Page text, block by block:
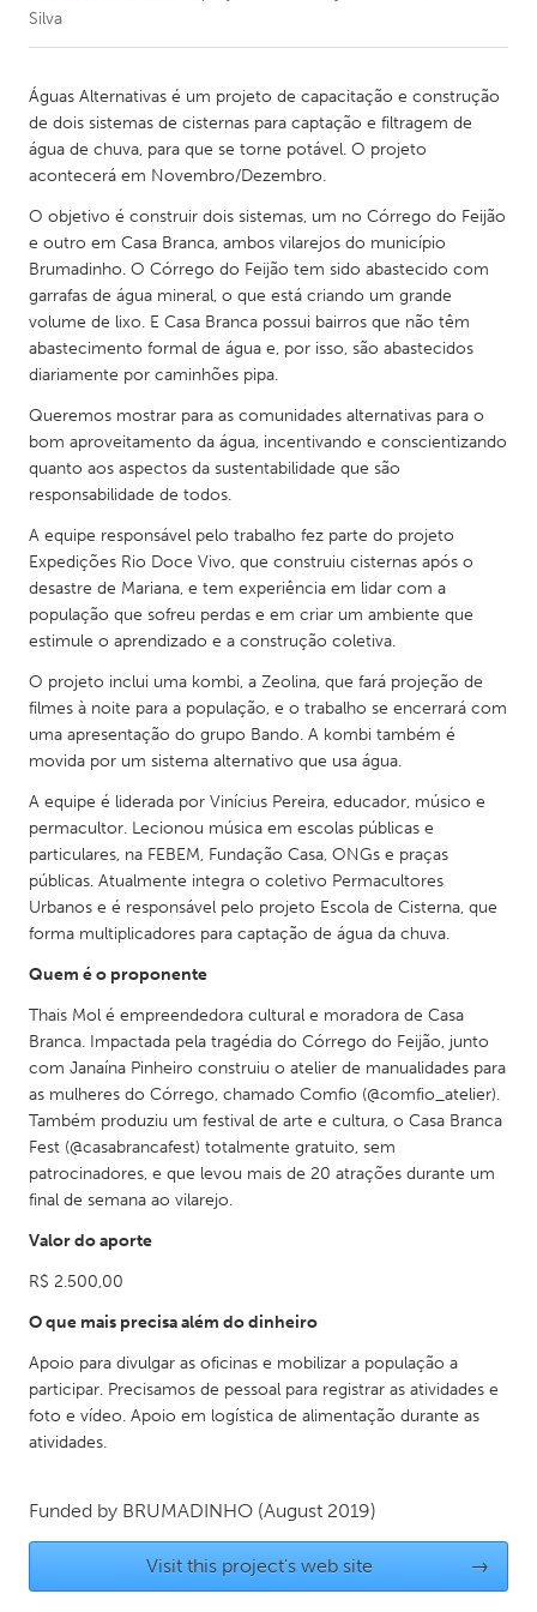
CANADA
Amherstburg
Kingston
Kitchener-Waterloo
New Glasgow
Newmarket
Ottawa
South Shore
Toronto
Kuala Lumpur
NETHERLANDS
Leiden
Rotterdam
Utrecht
QATAR
Qatar
SINGAPORE
Singapore
UNITED KINGDOM
UNITED STATES
Ann Arbor, MI
Austin, TX
Baltimore, MD
Boston, MA
Burlingame-San Mateo, CA
Chicago, IL
Cleveland, OH
Detroit, MI
Durham, NC
Gainesville, FL
Georgetown, MA
Gloucester, MA
Hamilton-Wenham, MA
Ipswich, MA
Key West, FL
Peekskill, NY
Philadelphia, PA
Pittsburgh, PA
Portland, OR
Rockport, MA
San Antonio, TX
San Francisco, CA
Santa Cruz, CA
Seattle, WA
Silva
Águas Alternativas é um projeto de capacitação e construção
de dois sistemas de cisternas para captação e filtragem de
água de chuva, para que se torne potável. O projeto
acontecerá em Novembro/Dezembro.
O objetivo é construir dois sistemas, um no Córrego do Feijão
e outro em Casa Branca, ambos vilarejos do município
Brumadinho. O Córrego do Feijão tem sido abastecido com
garrafas de água mineral, o que está criando um grande
volume de lixo. E Casa Branca possui bairros que não têm
abastecimento formal de água e, por isso, são abastecidos
diariamente por caminhões pipa.
Queremos mostrar para as comunidades alternativas para o
bom aproveitamento da água, incentivando e conscientizando
quanto aos aspectos da sustentabilidade que são
responsabilidade de todos.
A equipe responsável pelo trabalho fez parte do projeto
Expedições Rio Doce Vivo, que construiu cisternas após o
desastre de Mariana, e tem experiência em lidar com a
população que sofreu perdas e em criar um ambiente que
estimule o aprendizado e a construção coletiva.
O projeto inclui uma kombi, a Zeolina, que fará projeção de
filmes à noite para a população, e o trabalho se encerrará com
uma apresentação do grupo Bando. A kombi também é
movida por um sistema alternativo que usa água.
A equipe é liderada por Vinícius Pereira, educador, músico e
permacultor. Lecionou música em escolas públicas e
particulares, na FEBEM, Fundação Casa, ONGs e praças
públicas. Atualmente integra o coletivo Permacultores
Urbanos e é responsável pelo projeto Escola de Cisterna, que
forma multiplicadores para captação de água da chuva.
Quem é o proponente
Thais Mol é empreendedora cultural e moradora de Casa
Branca. Impactada pela tragédia do Córrego do Feijão, junto
com Janaína Pinheiro construiu o atelier de manualidades para
as mulheres do Córrego, chamado Comfio (@comfio_atelier).
Também produziu um festival de arte e cultura, o Casa Branca
Fest (@casabrancafest) totalmente gratuito, sem
patrocinadores, e que levou mais de 20 atrações durante um
final de semana ao vilarejo.
Valor do aporte
R$ 2.500,00
O que mais precisa além do dinheiro
Apoio para divulgar as oficinas e mobilizar a população a
participar. Precisamos de pessoal para registrar as atividades e
foto e vídeo. Apoio em logística de alimentação durante as
atividades.
Funded by BRUMADINHO (August 2019)
Visit this project's web site →